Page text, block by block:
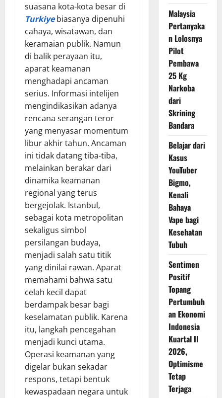
suasana kota-kota besar di
Turkiyebiasanya dipenuhi
cahaya, wisatawan, dan
keramaian publik. Namun
di balik perayaan itu,
aparat keamanan
menghadapi ancaman
serius. Informasi intelijen
mengindikasikan adanya
rencana serangan teror
yang menyasar momentum
libur akhir tahun. Ancaman
ini tidak datang tiba-tiba,
melainkan berakar dari
dinamika keamanan
regional yang terus
bergejolak. Istanbul,
sebagai kota metropolitan
sekaligus simbol
persilangan budaya,
menjadi salah satu titik
yang dinilai rawan. Aparat
memahami bahwa satu
celah kecil dapat
berdampak besar bagi
keselamatan publik. Karena
itu, langkah pencegahan
menjadi kunci utama.
Operasi keamanan yang
digelar bukan sekadar
respons, tetapi bentuk
kewaspadaan negara untuk
Malaysia
Pertanyaka
n Lolosnya
Pilot
Pembawa
25 Kg
Narkoba
dari
Skrining
Bandara
Belajar dari
Kasus
YouTuber
Bigmo,
Kenali
Bahaya
Vape bagi
Kesehatan
Tubuh
Sentimen
Positif
Topang
Pertumbuh
an Ekonomi
Indonesia
Kuartal II
2026,
Optimisme
Tetap
Terjaga